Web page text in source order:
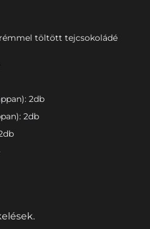
töltött tejcsokoládé
2db
2db